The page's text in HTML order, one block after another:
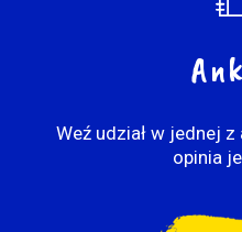
Weź udział w jednej
opinia